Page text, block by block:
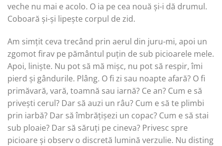
veche nu mai e acolo. O ia pe cea nouă și-i dă drumul.
Coboară și-și lipește corpul de zid.
Am simțit ceva trecând prin aerul din juru-mi, apoi un
zgomot firav pe pământul puțin de sub picioarele mele.
Apoi, liniște. Nu pot să mă mișc, nu pot să respir, îmi
pierd și gândurile. Plâng. O fi zi sau noapte afară? O fi
primăvară, vară, toamnă sau iarnă? Ce an? Cum e să
privești cerul? Dar să auzi un râu? Cum e să te plimbi
prin iarbă? Dar să îmbrățișezi un copac? Cum e să stai
sub ploaie? Dar să săruți pe cineva? Privesc spre
picioare și observ o discretă lumină verzulie. Nu disting